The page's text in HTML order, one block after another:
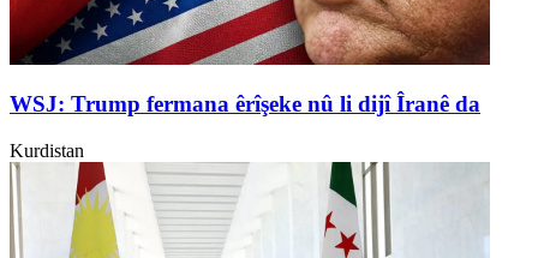
WSJ: Trump fermana êrîşeke nû li dijî Îranê da
Kurdistan